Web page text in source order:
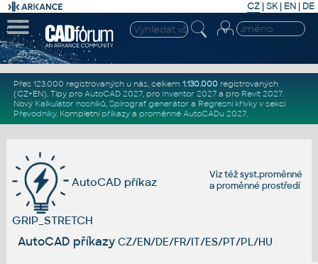
CZ | SK| EN | DE
Přes 123.000 registrovaných u nás, celkem 1.130.000registrovaných
(CZ+EN). Tipy pro AutoCAD 2027, pro Inventor 2027a pro Revit 2027.
Nový Kalkulátor nosníků, Spirograf generátor a Regresní křivkyv sekci
Převodníky. Kompletní příkazya proměnné AutoCADu 2027.
Viz téžsyst.proměnné
aproměnné prostředí
AutoCAD příkaz
GRIP_STRETCH
AutoCAD příkazy CZ/EN/DE/FR/IT/ES/PT/PL/HU